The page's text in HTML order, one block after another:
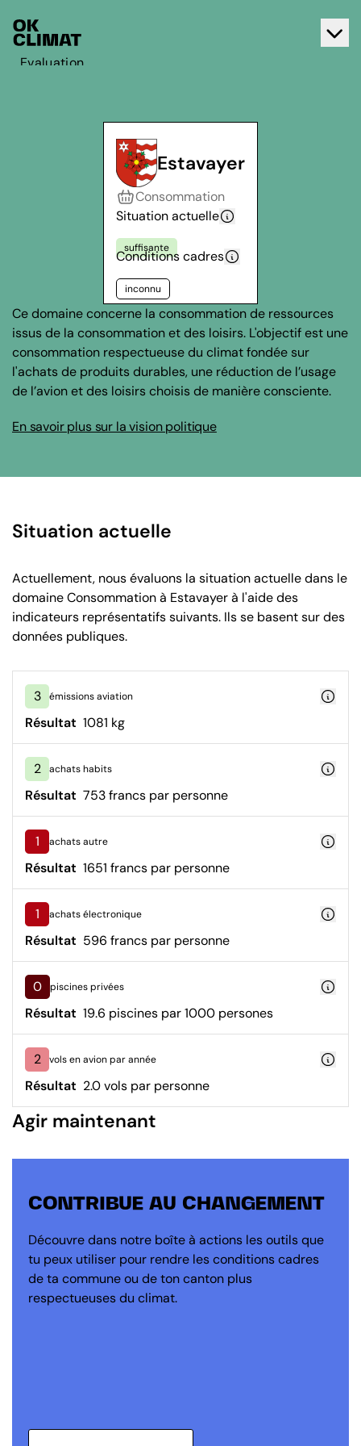
Evaluation
Estavayer
Consommation
Situation actuelle
suffisante
Conditions cadres
inconnu
Ce domaine concerne la consommation de ressources
issus de la consommation et des loisirs. L'objectif est une
consommation respectueuse du climat fondée sur
l'achats de produits durables, une réduction de l’usage
de l’avion et des loisirs choisis de manière consciente.
En savoir plus sur la vision politique
Situation actuelle
Actuellement, nous évaluons la situation actuelle dans le
domaine Consommation à Estavayer à l'aide des
indicateurs représentatifs suivants. Ils se basent sur des
données publiques.
3 émissions aviation
Résultat 1081 kg
2 achats habits
Résultat 753 francs par personne
1 achats autre
Résultat 1651 francs par personne
1 achats électronique
Résultat 596 francs par personne
0 piscines privées
Résultat 19.6 piscines par 1000 persones
2 vols en avion par année
Résultat 2.0 vols par personne
Agir maintenant
CONTRIBUE AU CHANGEMENT
Découvre dans notre boîte à actions les outils que
tu peux utiliser pour rendre les conditions cadres
de ta commune ou de ton canton plus
respectueuses du climat.